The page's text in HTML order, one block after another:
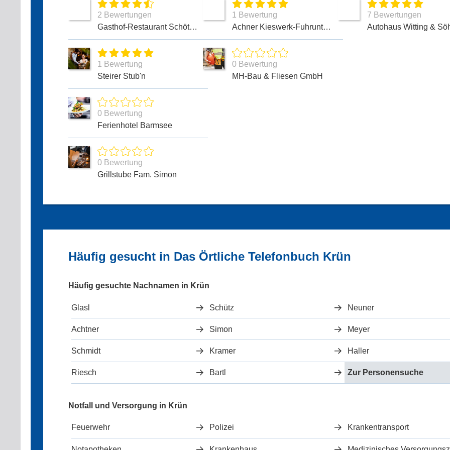
2 Bewertungen
Gasthof-Restaurant Schöttlkarspitz
1 Bewertung
Steirer Stub'n
0 Bewertung
Ferienhotel Barmsee
0 Bewertung
Grillstube Fam. Simon
1 Bewertung
Achner Kieswerk-Fuhrunternehmen & Container GmbH, Gebr.
0 Bewertung
MH-Bau & Fliesen GmbH
7 Bewertungen
Häufig gesucht in Das Örtliche Telefonbuch Krün
Häufig gesuchte Nachnamen in Krün
Glasl Schütz Neuner
Achtner Simon Meyer
Schmidt Kramer Haller
Riesch Bartl Zur Personensuche
Notfall und Versorgung in Krün
Feuerwehr Polizei Krankentransport